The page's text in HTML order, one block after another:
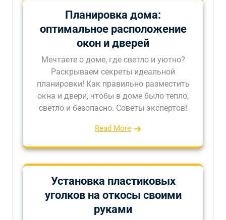
Планировка дома:
оптимальное расположение
окон и дверей
Мечтаете о доме, где светло и уютно?
Раскрываем секреты идеальной
планировки! Как правильно разместить
окна и двери, чтобы в доме было тепло,
светло и безопасно. Советы экспертов!
Read More
Установка пластиковых
уголков на откосы своими
руками